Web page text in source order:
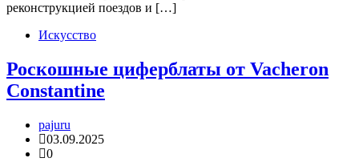
реконструкцией поездов и […]
Искусство
Роскошные циферблаты от Vacheron
Constantine
pajuru
03.09.2025
0